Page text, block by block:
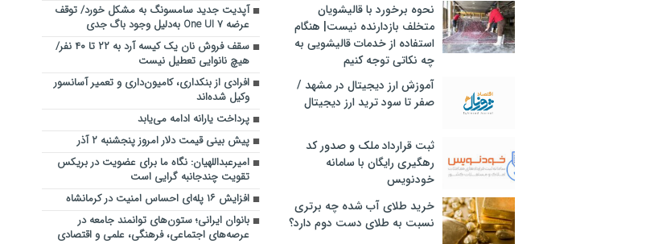
نحوه برخورد با قالیشویان
متخلف بازدارنده نیست| هنگام
استفاده از خدمات قالیشویی به
چه نکاتی توجه کنیم
آموزش ارز دیجیتال در مشهد /
صفر تا سود ترید ارز دیجیتال
ثبت قرارداد ملک و صدور کد
رهگیری رایگان با سامانه
خودنویس
خرید طلای آب شده چه برتری
نسبت به طلای دست دوم دارد؟
آپدیت جدید سامسونگ به مشکل خورد/ توقف
عرضه One UI 7 به‌دلیل وجود باگ جدی
سقف فروش نان یک کیسه آرد به ۲۲ تا ۴۰ نفر/
هیچ نانوایی تعطیل نیست
افرادی از بنکداری، کامیون‌داری و تعمیر آسانسور‌
وکیل شده‌اند
پرداخت یارانه ادامه می‌یابد
پیش بینی قیمت دلار امروز پنجشنبه ۲ آذر
امیرعبداللهیان: نگاه ما برای عضویت در بریکس
تقویت چندجانبه گرایی است
افزایش ۱۶ پله‌ای احساس امنیت در کرمانشاه
بانوان ایرانی؛ ستون‌های توانمند جامعه در
عرصه‌های اجتماعی، فرهنگی، علمی و اقتصادی